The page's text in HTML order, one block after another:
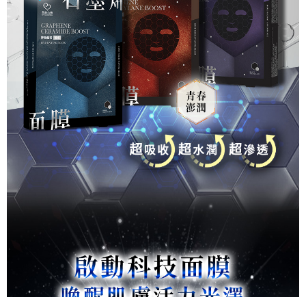
４．使用「AFTEE先享後付」時，將依據個別帳號之用戶狀況，依本公司即
時審查核予不同之上限額度；若仍有額度不足之情形，本公司將視審查結果
請求用戶進行身份認證。
５．嚴禁一人註冊多個帳號或使用他人資訊註冊。若發現惡意使用之情形，
恩沛科技股份有限公司將有權停止該用戶之使用額度並採取法律行動。